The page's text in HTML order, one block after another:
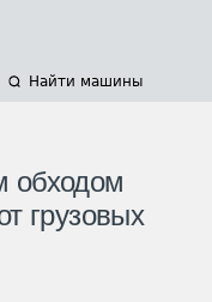
Найти машины
обходом
грузовых